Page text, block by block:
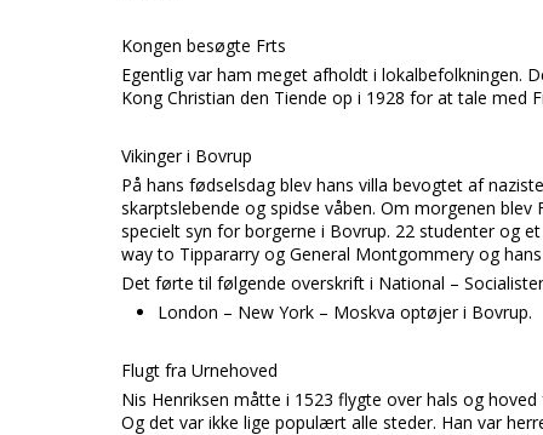
Kongen besøgte Frts
Egentlig var ham meget afholdt i lokalbefolkningen.
Kong Christian den Tiende op i 1928 for at tale med
Vikinger i Bovrup
På hans fødselsdag blev hans villa bevogtet af
skarptslebende og spidse våben. Om morgenen
specielt syn for borgerne i Bovrup. 22 studenter og
way to Tippararry og General Montgommery og
Det førte til følgende overskrift i National –
London – New York – Moskva optøjer i Bovrup.
Flugt fra Urnehoved
Nis Henriksen måtte i 1523 flygte over hals og
Og det var ikke lige populært alle steder. Han var